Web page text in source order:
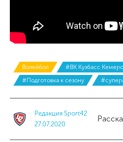
Волейбол
#ВК Кузбасс
#Подготовка к сезону
Редакция Sport42
27.07.2020